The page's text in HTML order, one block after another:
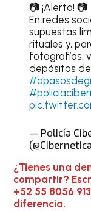
📷 ¡Alerta! 📷
En redes
supuestas
rituales y,
fotografías,
depósitos
— Policía
¿Tienes una
compartir?
+52 55 8056
diferencia.